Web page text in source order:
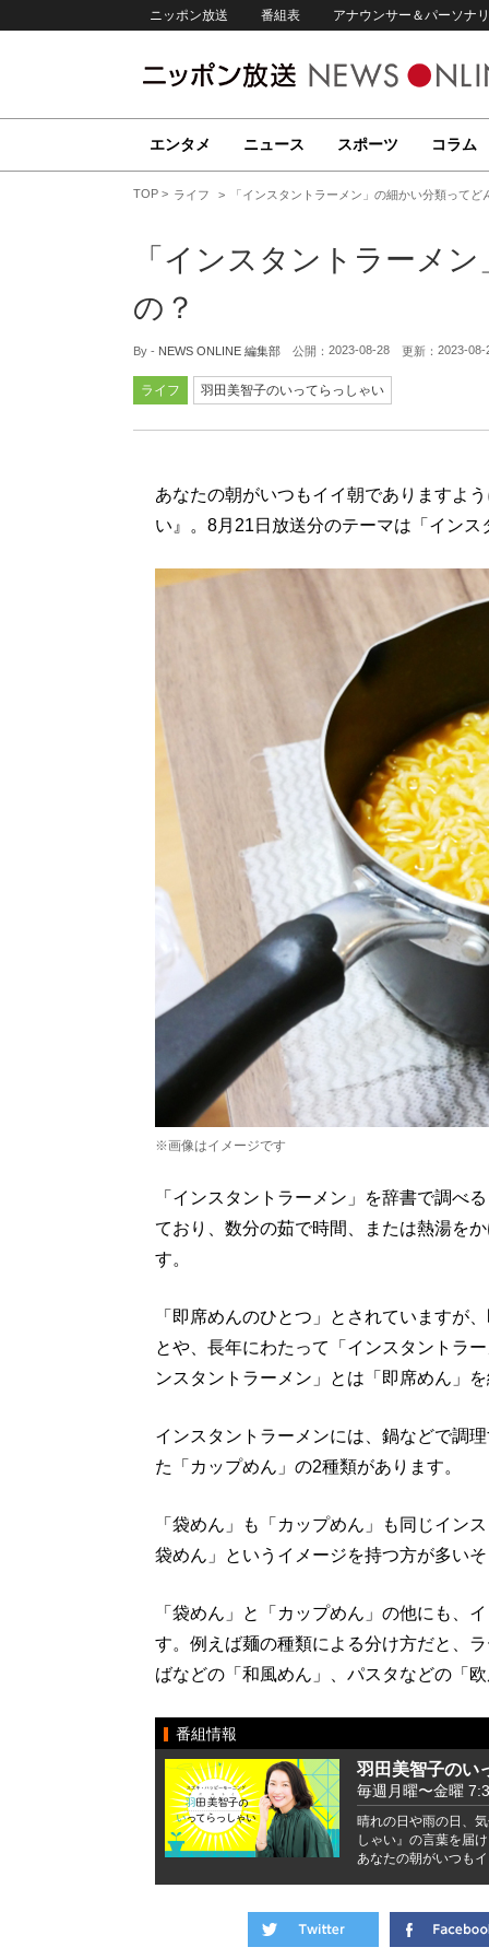
ニッポン放送 番組表 アナウンサー＆パーソナ
エンタメ ニュース スポーツ コラム
TOP ライフ 「インスタントラーメン」の細かい分類ってど
「インスタントラーメ
の？
By - NEWS ONLINE 編集部 公開： 2023-08-28 更新： 2023-08-
ライフ 羽田美智子のいってらっしゃい
あなたの朝がいつもイイ朝でありますよ
い』。8月21日放送分のテーマは「イン
※画像はイメージです
「インスタントラーメン」を辞書で調べ
ており、数分の茹で時間、または熱湯を
す。
「即席めんのひとつ」とされていますが
とや、長年にわたって「インスタントラ
ンスタントラーメン」とは「即席めん」
インスタントラーメンには、鍋などで調
た「カップめん」の2種類があります。
「袋めん」も「カップめん」も同じイン
袋めん」というイメージを持つ方が多い
「袋めん」と「カップめん」の他にも、
す。例えば麺の種類による分け方だと、
ばなどの「和風めん」、パスタなどの「
番組情報
羽田美智子のい
毎週月曜〜金曜
晴れの日や雨の日、
しゃい』の言葉を届
あなたの朝がいつも